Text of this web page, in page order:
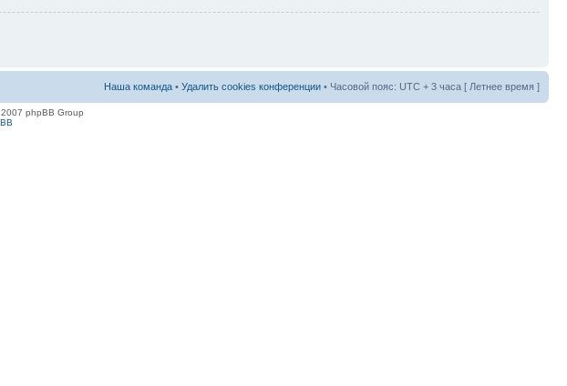
Наша команда • Удалить cookies конференции • Часовой пояс: UTC + 3 часа [ Летнее время ]
phpBB Group